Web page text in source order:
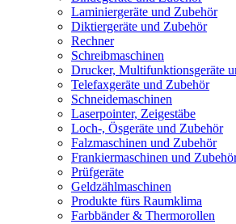
Laminiergeräte und Zubehör
Diktiergeräte und Zubehör
Rechner
Schreibmaschinen
Drucker, Multifunktionsgeräte
Telefaxgeräte und Zubehör
Schneidemaschinen
Laserpointer, Zeigestäbe
Loch-, Ösgeräte und Zubehör
Falzmaschinen und Zubehör
Frankiermaschinen und
Prüfgeräte
Geldzählmaschinen
Produkte fürs Raumklima
Farbbänder & Thermorollen